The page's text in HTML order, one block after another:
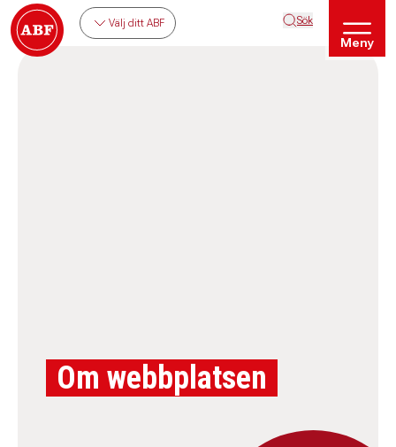
Välj ditt ABF Sök
Meny
Om webbplatsen